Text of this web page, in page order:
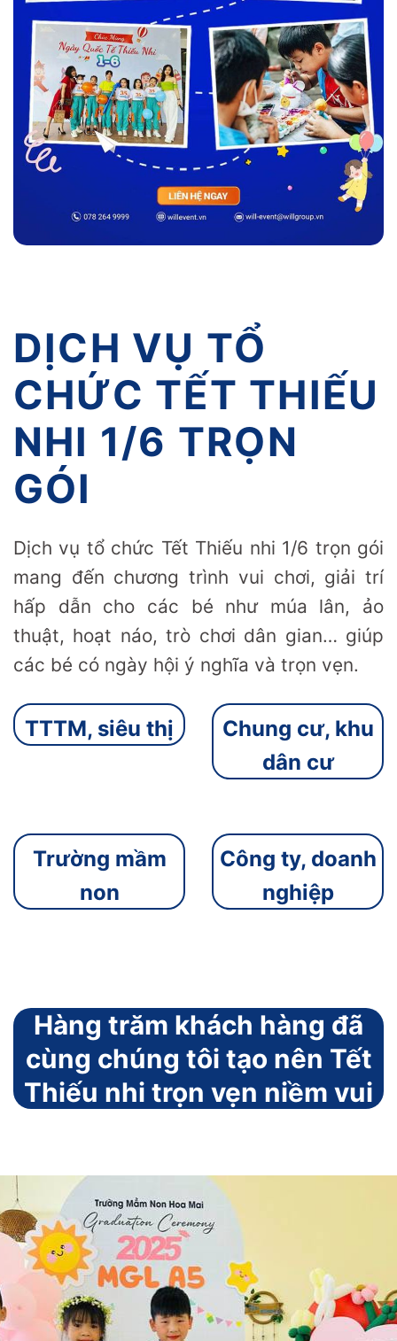
DỊCH VỤ TỔ
CHỨC TẾT THIẾU
NHI 1/6 TRỌN
GÓI
Dịch vụ tổ chức Tết Thiếu nhi 1/6 trọn gói
mang đến chương trình vui chơi, giải trí
hấp dẫn cho các bé như múa lân, ảo
thuật, hoạt náo, trò chơi dân gian… giúp
các bé có ngày hội ý nghĩa và trọn vẹn.
TTTM, siêu thị
Chung cư, khu
dân cư
Trường mầm
non
Công ty, doanh
nghiệp
Hàng trăm khách hàng đã
cùng chúng tôi tạo nên Tết
Thiếu nhi trọn vẹn niềm vui